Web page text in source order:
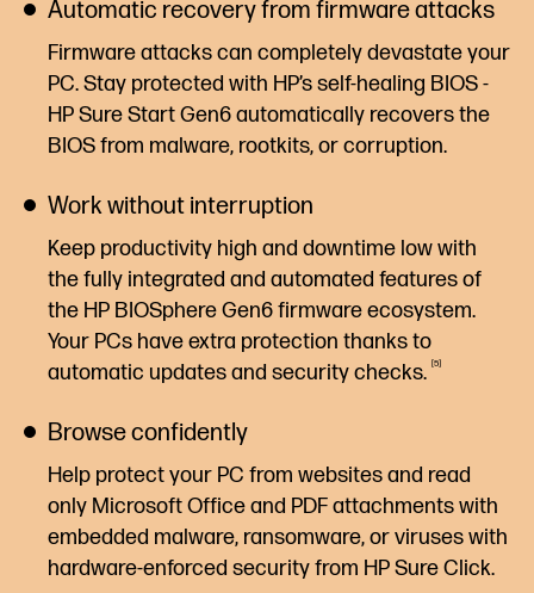
Automatic recovery from firmware attacks
Firmware attacks can completely devastate your
PC. Stay protected with HP’s self-healing BIOS -
HP Sure Start Gen6 automatically recovers the
BIOS from malware, rootkits, or corruption.
Work without interruption
Keep productivity high and downtime low with
the fully integrated and automated features of
the HP BIOSphere Gen6 firmware ecosystem.
Your PCs have extra protection thanks to
automatic updates and securitychecks. 5
Browse confidently
Help protect your PC from websites and read
only Microsoft Office and PDF attachments with
embedded malware, ransomware, or viruses with
hardware-enforced security from HP SureClick.